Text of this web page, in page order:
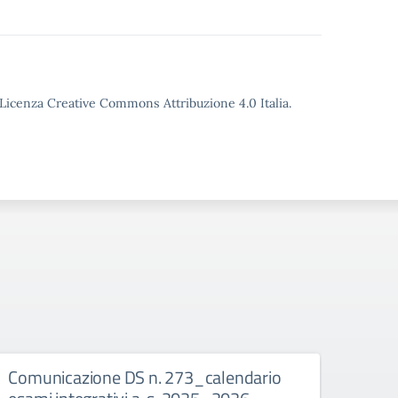
Creative Commons Attribuzione 4.0 Italia.
Comunicazione DS n. 273_calendario